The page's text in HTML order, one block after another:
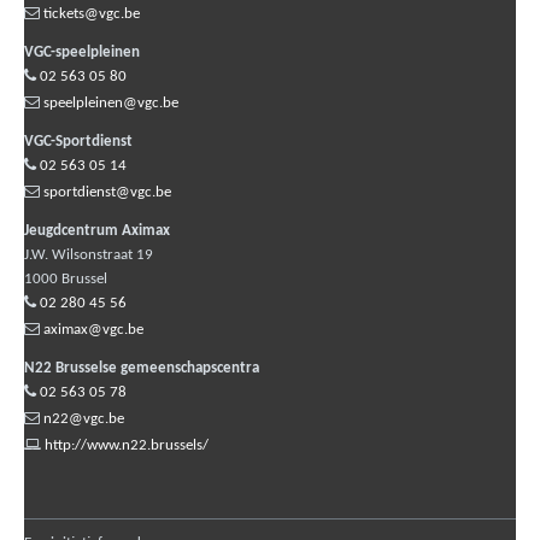
tickets@vgc.be
VGC-speelpleinen
02 563 05 80
speelpleinen@vgc.be
VGC-Sportdienst
02 563 05 14
sportdienst@vgc.be
Jeugdcentrum Aximax
J.W. Wilsonstraat 19
1000 Brussel
02 280 45 56
aximax@vgc.be
N22 Brusselse gemeenschapscentra
02 563 05 78
n22@vgc.be
http://www.n22.brussels/